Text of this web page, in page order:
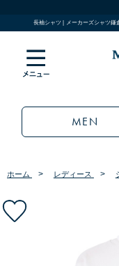
長袖シャツ | メーカーズシャツ鎌
MEN
ホーム > レディース >